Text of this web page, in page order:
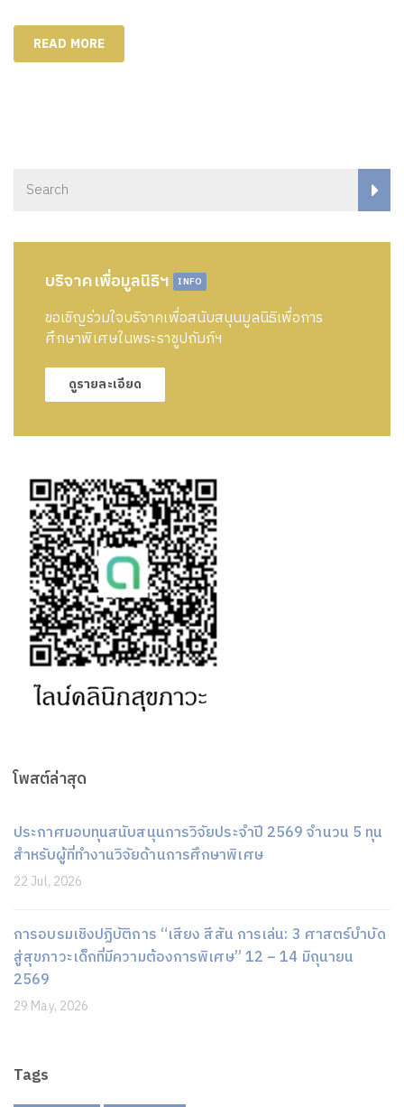
READ MORE
บริจาคเพื่อมูลนิธิฯ INFO
ขอเชิญร่วมใจบริจาคเพื่อสนับสนุนมูลนิธิเพื่อการ
ศึกษาพิเศษในพระราชูปถัมภ์ฯ
ดูรายละเอียด
โพสต์ล่าสุด
ประกาศมอบทุนสนับสนุนการวิจัยประจำปี 2569 จำนวน 5 ทุน
สำหรับผู้ที่ทำงานวิจัยด้านการศึกษาพิเศษ
22 Jul, 2026
การอบรมเชิงปฏิบัติการ “เสียง สีสัน การเล่น: 3 ศาสตร์บำบัด
สู่สุขภาวะเด็กที่มีความต้องการพิเศษ” 12 – 14 มิถุนายน
2569
29 May, 2026
Tags